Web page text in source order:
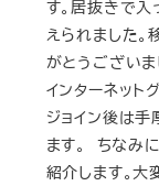
す。居抜きで
えられました
がとうござい
インターネット
ジョイン後は
ます。 ちなみ
紹介します。